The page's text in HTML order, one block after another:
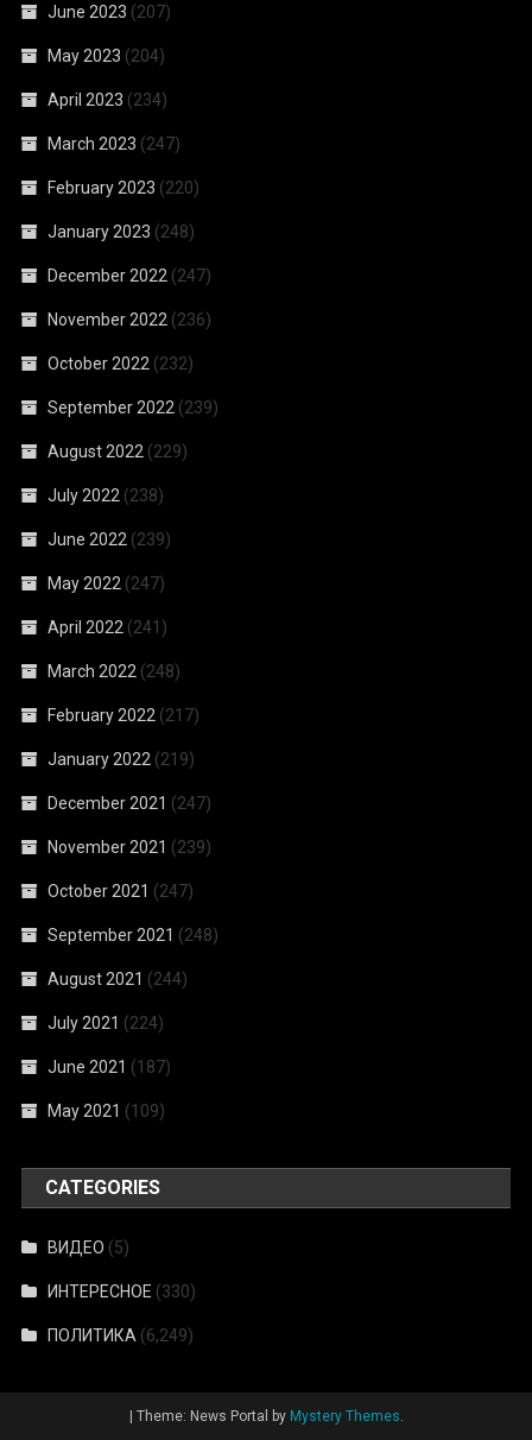
June 2023 (207)
May 2023 (204)
April 2023 (234)
March 2023 (247)
February 2023 (220)
January 2023 (248)
December 2022 (247)
November 2022 (236)
October 2022 (232)
September 2022 (239)
August 2022 (229)
July 2022 (238)
June 2022 (239)
May 2022 (247)
April 2022 (241)
March 2022 (248)
February 2022 (217)
January 2022 (219)
December 2021 (247)
November 2021 (239)
October 2021 (247)
September 2021 (248)
August 2021 (244)
July 2021 (224)
June 2021 (187)
May 2021 (109)
CATEGORIES
ВИДЕО (5)
ИНТЕРЕСНОЕ (330)
ПОЛИТИКА (6,249)
| Theme: News Portal by Mystery Themes